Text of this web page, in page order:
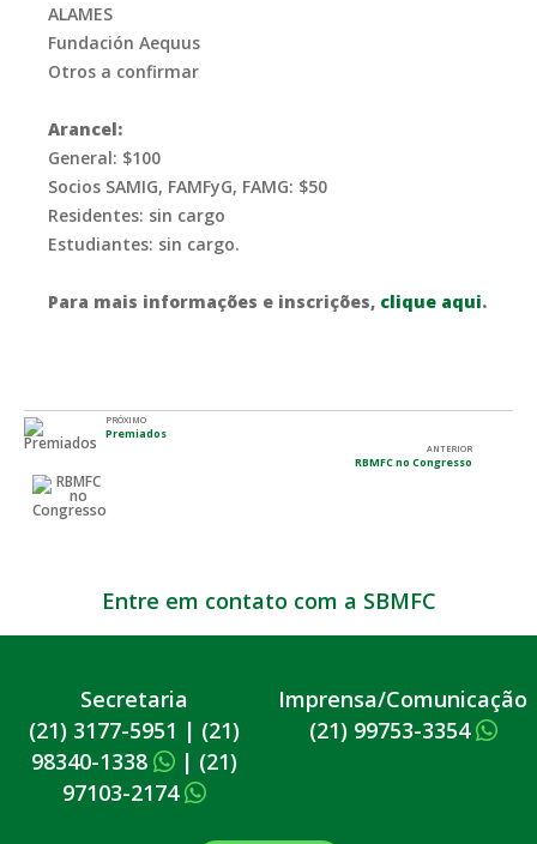
ALAMES
Fundación Aequus
Otros a confirmar
Arancel:
General: $100
Socios SAMIG, FAMFyG, FAMG: $50
Residentes: sin cargo
Estudiantes: sin cargo.
Para mais informações e inscrições, clique aqui.
PRÓXIMO
Premiados
ANTERIOR
RBMFC no Congresso
Entre em contato com a SBMFC
Secretaria
(21) 3177-5951 | (21)
98340-1338
| (21)
97103-2174
Imprensa/Comunicação
(21) 99753-3354